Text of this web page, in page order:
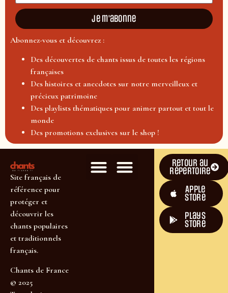
Je m'abonne
Abonnez-vous et découvrez :
Des découvertes de chants issus de toutes les régions
françaises
Des histoires et anecdotes sur notre merveilleux et
précieux patrimoine
Des playlists thématiques pour animer partout et tout le
monde
Des promotions exclusives sur le shop !
Site français de
référence pour
protéger et
découvrir les
chants populaires
et traditionnels
français.
Chants de France
© 2025
Retour au
répertoire
Apple
Store
plays
store